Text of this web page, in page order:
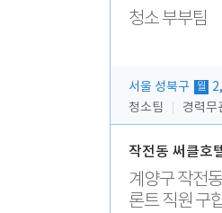
청소 부부팀
서울 성북구 월
청소팀
경력무
작전동 써클호
계양구 작전
론트 직원 구